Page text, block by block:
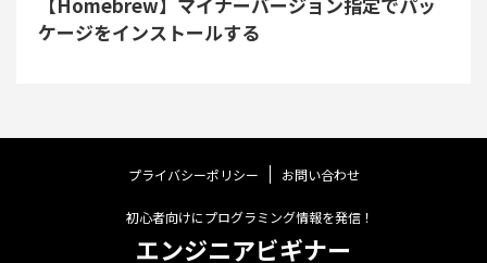
ケージをインストールする
プライバシーポリシー お問い合わせ
初心者向けにプログラミング情報を発信！
エンジニアビギナー